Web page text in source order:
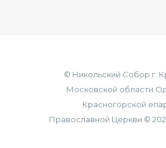
© Никольский Собор г.
Московской области
Красногорской
Православной Церкви ©